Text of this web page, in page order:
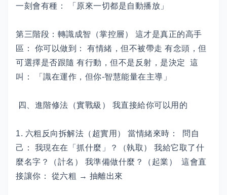
一刻會有種： 「原來一切都是自動播放」
第三階段：轉識成智（掌控層） 這才是真正的高手
區： 你可以做到： 有情緒，但不被帶走 有念頭，但
可選擇是否跟隨 有行動，但不是反射，是決定 這
叫： 「識在運作，但你-智慧能量在主導」
四、進階修法（實戰級） 我直接給你可以用的
1. 六粗反向拆解法（超實用） 當情緒來時： 問自
己： 我現在在「抓什麼」？（執取） 我給它取了什
麼名字？（計名） 我準備做什麼？（起業） 這會直
接讓你： 從六粗 → 抽離出來